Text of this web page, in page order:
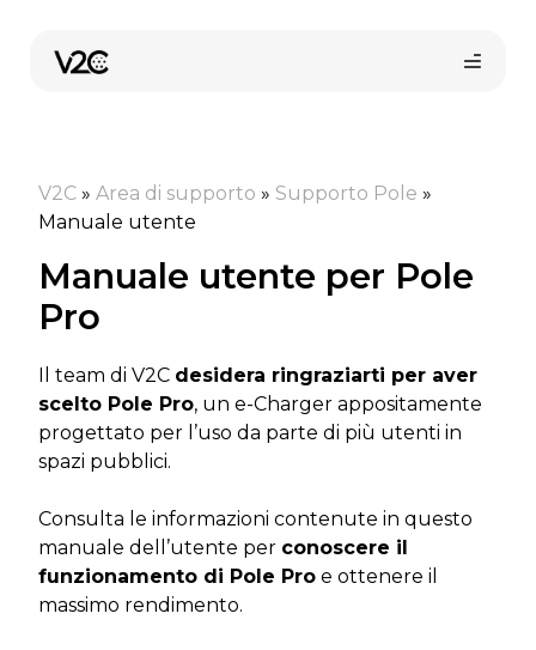
contenuto
Trova il tuo installatore
V2C » Area di supporto » Supporto Pole »
Manuale utente
Manuale utente per Pole
Pro
Il team di V2C desidera ringraziarti per aver
scelto Pole Pro, un e-Charger appositamente
progettato per l’uso da parte di più utenti in
spazi pubblici.
Consulta le informazioni contenute in questo
manuale dell’utente per conoscere il
funzionamento di Pole Pro e ottenere il
massimo rendimento.